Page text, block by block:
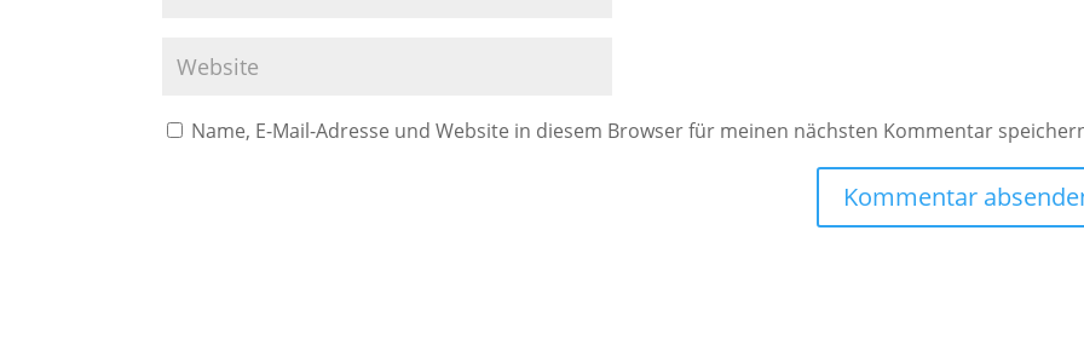
Name, E-Mail-Adresse und Website in diesem Browser für meinen nächsten Kommentar